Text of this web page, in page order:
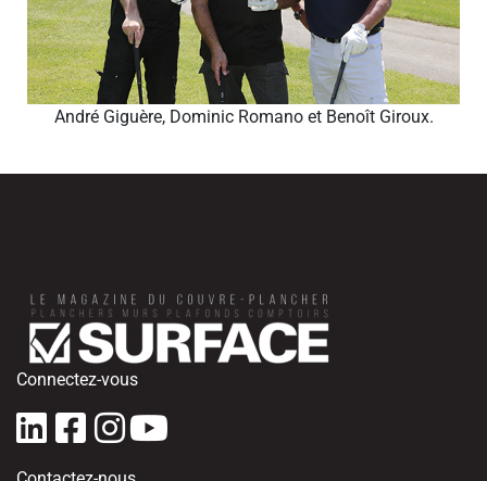
André Giguère, Dominic Romano et Benoît Giroux.
Connectez-vous